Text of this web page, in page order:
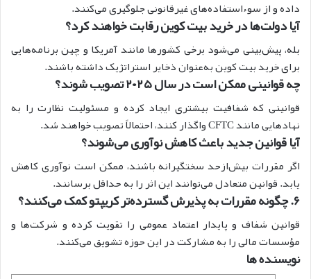
داده و از سوءاستفاده‌های غیرقانونی جلوگیری می‌کنند.
آیا دولت‌ها در خرید بیت کوین رقابت خواهند کرد؟
بله، پیش‌بینی می‌شود برخی کشورها مانند آمریکا و چین برنامه‌هایی
برای خرید بیت کوین به‌عنوان ذخایر استراتژیک داشته باشند.
چه قوانینی ممکن است در سال ۲۰۲۵ تصویب شوند؟
قوانینی که شفافیت بیشتری ایجاد کرده و مسئولیت نظارت را به
نهادهایی مانند CFTC واگذار کنند، احتمالاً تصویب خواهند شد.
آیا قوانین جدید باعث کاهش نوآوری می‌شوند؟
اگر مقررات بیش‌ازحد سختگیرانه باشند، ممکن است نوآوری کاهش
یابد. قوانین متعادل می‌توانند این اثر را به حداقل برسانند.
۶. چگونه مقررات به پذیرش گسترده‌تر کریپتو کمک می‌کنند؟
قوانین شفاف و پایدار اعتماد عمومی را تقویت کرده و شرکت‌ها و
مؤسسات مالی را به مشارکت در این حوزه تشویق می‌کنند.
نویسنده ها